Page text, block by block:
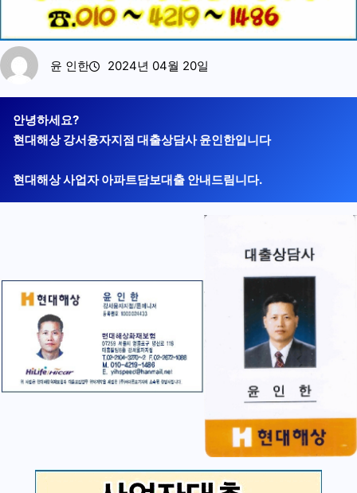
윤 인한 2024년 04월 20일
안녕하세요?
현대해상 강서융자지점 대출상담사 윤인한입니다
현대해상 사업자 아파트담보대출 안내드림니다.